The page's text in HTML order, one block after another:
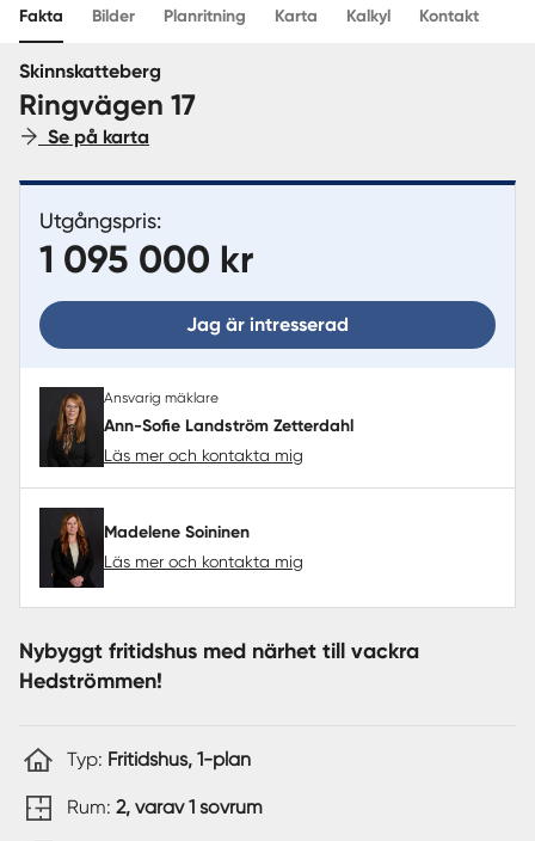
Sverige Spanien
Fakta Bilder Planritning Karta Kalkyl Kontakt
Skinnskatteberg
Ringvägen 17
Se på karta
Utgångspris:
1 095 000 kr
Jag är intresserad
Ansvarig mäklare
Ann-Sofie Landström Zetterdahl
Läs mer och kontakta mig
Madelene Soininen
Läs mer och kontakta mig
Nybyggt fritidshus med närhet till vackra
Hedströmmen!
Typ: Fritidshus, 1-plan
Rum: 2, varav 1 sovrum